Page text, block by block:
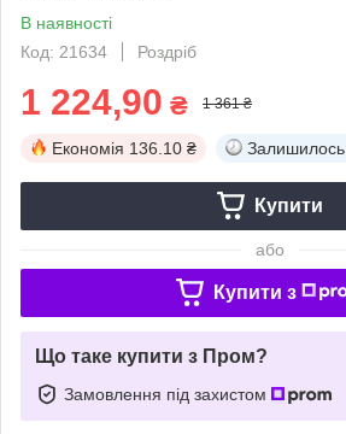
В наявності
Код: 21634
Роздріб
1 224,90 ₴ 1 361 ₴
Економія 136.10 ₴ Залишилось
Купити
або
Купити з
Що таке купити з Пром?
Замовлення під захистом